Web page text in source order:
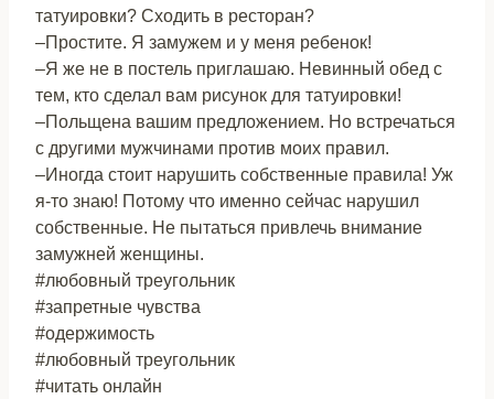
татуировки? Сходить в ресторан?
–Простите. Я замужем и у меня ребенок!
–Я же не в постель приглашаю. Невинный обед с
тем, кто сделал вам рисунок для татуировки!
–Польщена вашим предложением. Но встречаться
с другими мужчинами против моих правил.
–Иногда стоит нарушить собственные правила! Уж
я-то знаю! Потому что именно сейчас нарушил
собственные. Не пытаться привлечь внимание
замужней женщины.
#любовный треугольник
#запретные чувства
#одержимость
#любовный треугольник
#читать онлайн